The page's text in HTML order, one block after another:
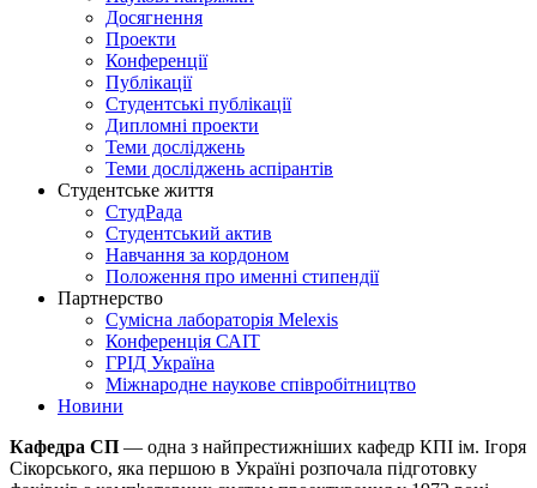
Досягнення
Проекти
Конференції
Публікації
Студентські публікації
Дипломні проекти
Теми досліджень
Теми досліджень аспірантів
Студентське життя
СтудРада
Студентський актив
Навчання за кордоном
Положення про именні стипендії
Партнерство
Сумісна лабораторія Melexis
Конференція САІТ
ГРІД Україна
Міжнародне наукове співробітництво
Новини
Кафедра СП — одна з найпрестижніших кафедр КПІ ім. Ігоря
Сікорського, яка першою в Україні розпочала підготовку